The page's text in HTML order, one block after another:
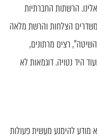
הרשתות החברתיות
הצלחות והרשת מלאה
רצים מרתונים,
היד נטויה. דוגמאות לא
מודע להימנע מעשית פעולות